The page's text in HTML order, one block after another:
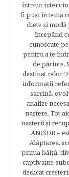
într-un interviu
fi puşi în temă
diete şi
începând
cunoscute
pentru a te
de părinte.
destinat celor
informaţii
sarcină,
analize
naştere. Tot
naşterii şi
ANIŞOR –
Alăptarea,
prima băiţă,
captivante
dedicat